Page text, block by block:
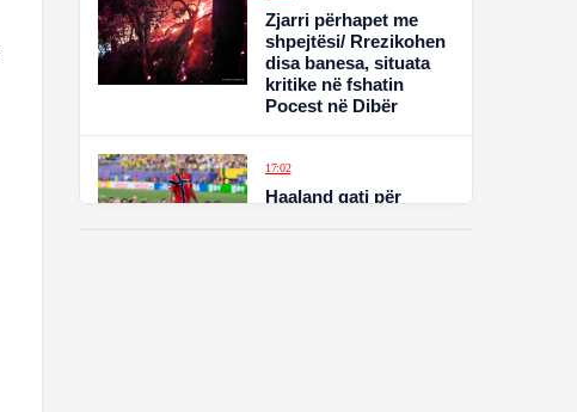
Zjarri përhapet me
shpejtësi/ Rrezikohen
disa banesa, situata
kritike në fshatin
Pocest në Dibër
17:02
Haaland gati për